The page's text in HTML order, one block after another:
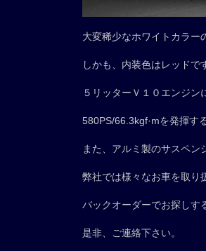
大変稀少なホワイトカラー
しかも、内装色はレッドで
５リッターＶ１０エンジン
580PS/66.3kgf·mを発揮す
また、アルミ製のサスペン
弊社では様々なお車を取り
バックオーダーでお探しす
是非、ご連絡下さい。